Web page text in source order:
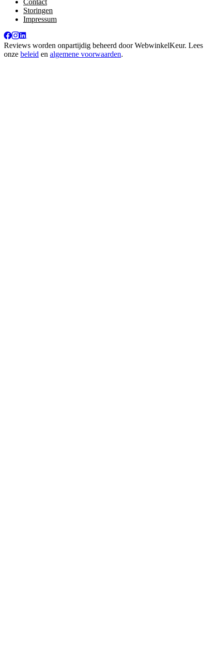
Storingen
Impressum
Reviews worden onpartijdig beheerd doorWebwinkelKeur. Lees
onze beleid en algemene voorwaarden.